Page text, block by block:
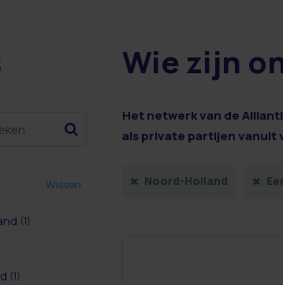
Wissen
(1)
(1)
Wie zijn
Het netwerk van de
als private partijen vanuit
Noord-Holland